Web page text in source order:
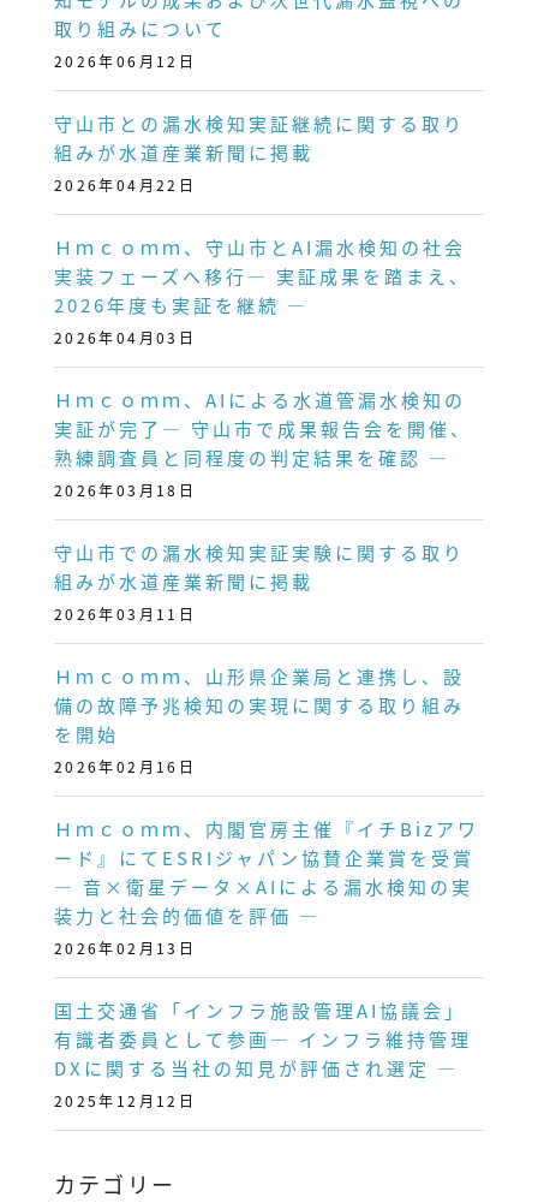
取り組みについて
2026年06月12日
守山市との漏水検知実証継続に関する取り
組みが水道産業新聞に掲載
2026年04月22日
Ｈｍｃｏｍｍ、守山市とAI漏水検知の社会
実装フェーズへ移行― 実証成果を踏まえ、
2026年度も実証を継続 ―
2026年04月03日
Ｈｍｃｏｍｍ、AIによる水道管漏水検知の
実証が完了― 守山市で成果報告会を開催、
熟練調査員と同程度の判定結果を確認 ―
2026年03月18日
守山市での漏水検知実証実験に関する取り
組みが水道産業新聞に掲載
2026年03月11日
Ｈｍｃｏｍｍ、山形県企業局と連携し、設
備の故障予兆検知の実現に関する取り組み
を開始
2026年02月16日
Ｈｍｃｏｍｍ、内閣官房主催『イチBizアワ
ード』にてESRIジャパン協賛企業賞を受賞
― 音×衛星データ×AIによる漏水検知の実
装力と社会的価値を評価 ―
2026年02月13日
国土交通省「インフラ施設管理AI協議会」
有識者委員として参画― インフラ維持管理
DXに関する当社の知見が評価され選定 ―
2025年12月12日
カテゴリー